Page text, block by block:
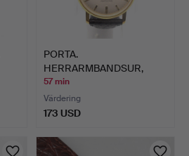
PORTA.
HERRARMBANDSUR,
„HANOMAG-EHRUNG“, 1…
57 min
Värdering
173 USD